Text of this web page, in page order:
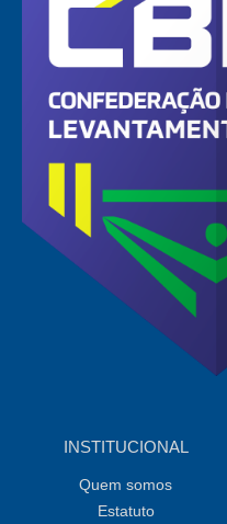
INSTITUCIONAL
Quem somos
Estatuto